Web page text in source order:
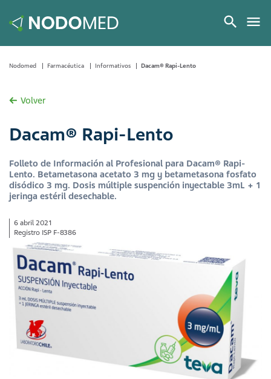
Nodomed Farmacéutica Informativos Dacam® Rapi-Lento
Volver
Dacam® Rapi-Lento
Folleto de Información al Profesional para Dacam® Rapi-
Lento. Betametasona acetato 3 mg y betametasona fosfato
disódico 3 mg. Dosis múltiple suspención inyectable 3mL + 1
jeringa estéril desechable.
6 abril 2021
Registro ISP F-8386